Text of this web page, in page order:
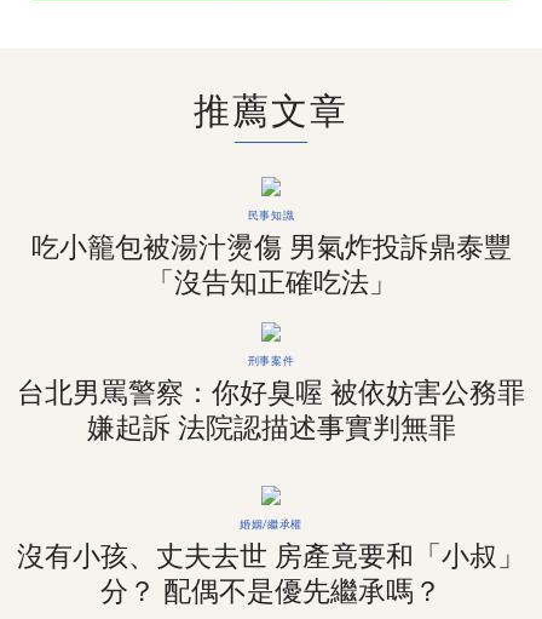
推薦文章
民事知識
吃小籠包被湯汁燙傷 男氣炸投訴鼎泰豐
「沒告知正確吃法」
刑事案件
台北男罵警察：你好臭喔 被依妨害公務罪
嫌起訴 法院認描述事實判無罪
婚姻/繼承權
沒有小孩、丈夫去世 房產竟要和「小叔」
分？ 配偶不是優先繼承嗎？